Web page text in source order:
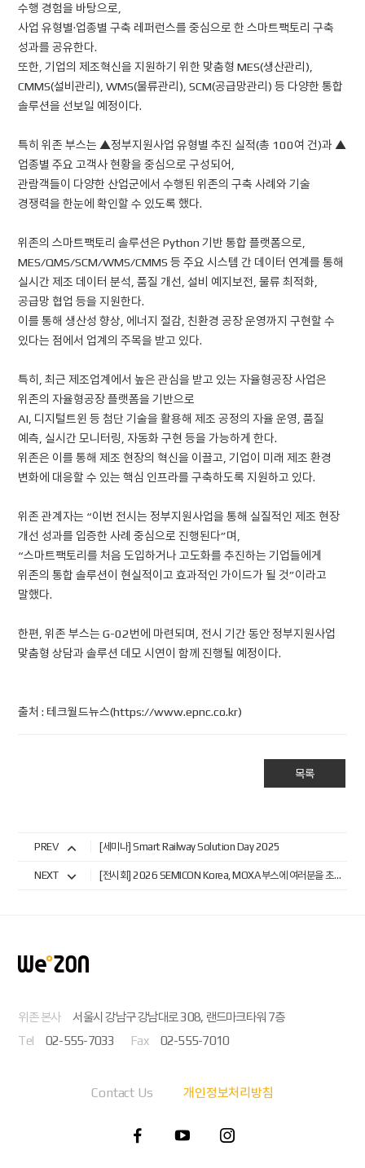
수행 경험을 바탕으로,
사업 유형별·업종별 구축 레퍼런스를 중심으로 한 스마트팩토리 구축
성과를 공유한다.
또한, 기업의 제조혁신을 지원하기 위한 맞춤형 MES(생산관리),
CMMS(설비관리), WMS(물류관리), SCM(공급망관리) 등 다양한 통합
솔루션을 선보일 예정이다.
특히 위존 부스는 ▲정부지원사업 유형별 추진 실적(총 100여 건)과 ▲
업종별 주요 고객사 현황을 중심으로 구성되어,
관람객들이 다양한 산업군에서 수행된 위존의 구축 사례와 기술
경쟁력을 한눈에 확인할 수 있도록 했다.
위존의 스마트팩토리 솔루션은 Python 기반 통합 플랫폼으로,
MES/QMS/SCM/WMS/CMMS 등 주요 시스템 간 데이터 연계를 통해
실시간 제조 데이터 분석, 품질 개선, 설비 예지보전, 물류 최적화,
공급망 협업 등을 지원한다.
이를 통해 생산성 향상, 에너지 절감, 친환경 공장 운영까지 구현할 수
있다는 점에서 업계의 주목을 받고 있다.
특히, 최근 제조업계에서 높은 관심을 받고 있는 자율형공장 사업은
위존의 자율형공장 플랫폼을 기반으로
AI, 디지털트윈 등 첨단 기술을 활용해 제조 공정의 자율 운영, 품질
예측, 실시간 모니터링, 자동화 구현 등을 가능하게 한다.
위존은 이를 통해 제조 현장의 혁신을 이끌고, 기업이 미래 제조 환경
변화에 대응할 수 있는 핵심 인프라를 구축하도록 지원하고 있다.
위존 관계자는 “이번 전시는 정부지원사업을 통해 실질적인 제조 현장
개선 성과를 입증한 사례 중심으로 진행된다”며,
“스마트팩토리를 처음 도입하거나 고도화를 추진하는 기업들에게
위존의 통합 솔루션이 현실적이고 효과적인 가이드가 될 것”이라고
말했다.
한편, 위존 부스는 G-02번에 마련되며, 전시 기간 동안 정부지원사업
맞춤형 상담과 솔루션 데모 시연이 함께 진행될 예정이다.
출처 : 테크월드뉴스(https://www.epnc.co.kr)
목록
PREV [세미나] Smart Railway Solution Day 2025
NEXT [전시회] 2026 SEMICON Korea, MOXA 부스에 여러분을 초대합니다.
위존 본사
서울시 강남구 강남대로 308, 랜드마크타워 7층
Tel
02-555-7033 Fax 02-555-7010
Contact Us 개인정보처리방침